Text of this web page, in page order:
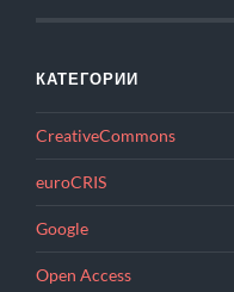
КАТЕГОРИИ
CreativeCommons
euroCRIS
Google
Open Access